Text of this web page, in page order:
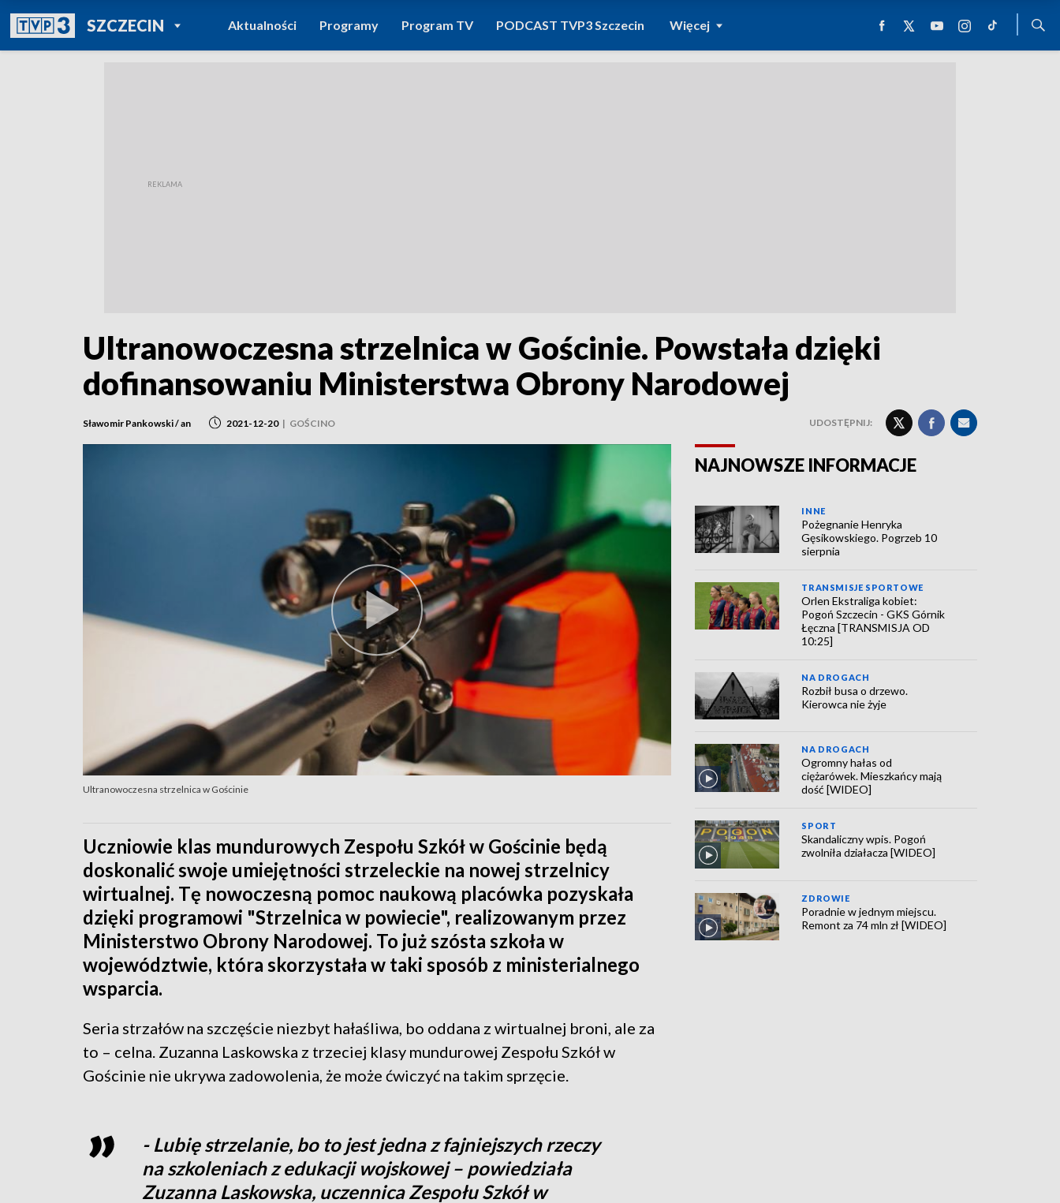
SZCZECINPOWRÓT DO
TVP REGIONY
Aktualności Programy Program TV PODCAST TVP3 Szczecin Więcej
Ultranowoczesna strzelnica w Gościnie. Powstała dzięki
dofinansowaniu Ministerstwa Obrony Narodowej
Sławomir Pankowski / an 2021-12-20 | GOŚCINO UDOSTĘPNIJ:
Ultranowoczesna strzelnica w Gościnie
Uczniowie klas mundurowych Zespołu Szkół w Gościnie będą
doskonalić swoje umiejętności strzeleckie na nowej strzelnicy
wirtualnej. Tę nowoczesną pomoc naukową placówka pozyskała
dzięki programowi "Strzelnica w powiecie", realizowanym przez
Ministerstwo Obrony Narodowej. To już szósta szkoła w
województwie, która skorzystała w taki sposób z ministerialnego
wsparcia.
Seria strzałów na szczęście niezbyt hałaśliwa, bo oddana z wirtualnej broni, ale za
to – celna. Zuzanna Laskowska z trzeciej klasy mundurowej Zespołu Szkół w
Gościnie nie ukrywa zadowolenia, że może ćwiczyć na takim sprzęcie.
- Lubię strzelanie, bo to jest jedna z fajniejszych rzeczy
na szkoleniach z edukacji wojskowej – powiedziała
Zuzanna Laskowska, uczennica Zespołu Szkół w
NAJNOWSZE INFORMACJE
INNE
Pożegnanie Henryka
Gęsikowskiego. Pogrzeb 10
sierpnia
TRANSMISJE SPORTOWE
Orlen Ekstraliga kobiet:
Pogoń Szczecin - GKS Górnik
Łęczna [TRANSMISJA OD
10:25]
NA DROGACH
Rozbił busa o drzewo.
Kierowca nie żyje
NA DROGACH
Ogromny hałas od
ciężarówek. Mieszkańcy mają
dość [WIDEO]
SPORT
Skandaliczny wpis. Pogoń
zwolniła działacza [WIDEO]
ZDROWIE
Poradnie w jednym miejscu.
Remont za 74 mln zł [WIDEO]